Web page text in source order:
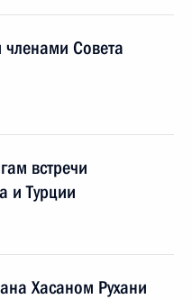
Совета
встречи
и Турции
Хасаном Рухани